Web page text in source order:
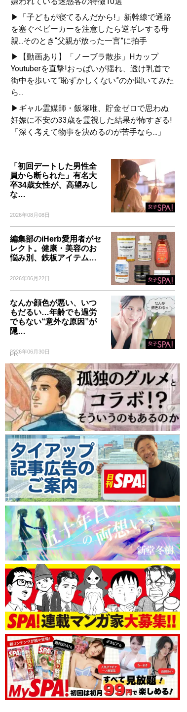
▶「子どもが寝てるんだから!」新幹線で通路
を塞ぐベビーカーを注意したら逆ギレする母
親...そのとき“父親が放った一言”に拍手
▶【動画あり】「ノーブラ散歩」Hカップ
Youtuberを直撃!おっぱいが揺れ、透け乳首で
街中を歩いて“恥ずかしくない”のか聞いてみた
ら...
▶ギャル霊媒師・飯塚唯、貯金ゼロで思わぬ
妊娠に不安の33歳を霊視した結果が怖すぎる!
「深く考えて物事を決めるのが苦手なら...」
「初回デートした男性全
員から断られた」有名大
卒34歳女性が、高望みし
な…
2026年08月08日
編集部のiHerb愛用者がセ
レクト。健康・美容のお
悩み別、鉄板アイテム…
2026年06月22日
なんか顔色が悪い、いつ
もだるい…年齢でも過労
でもない“意外な原因”が
隠…
2026年06月30日
PR